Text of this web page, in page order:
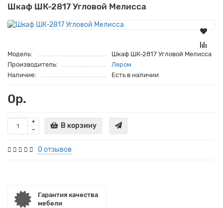
Шкаф ШК-2817 Угловой Мелисса
Модель:
Шкаф ШК-2817 Угловой Мелисса
Производитель:
Лером
Наличие:
Есть в наличии
0р.
В корзину
0 отзывов
Гарантия качества
мебели